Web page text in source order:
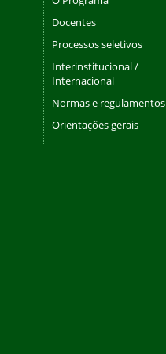
Docentes
Processos seletivos
Interinstitucional /
Internacional
Normas e regulamentos
Orientações gerais